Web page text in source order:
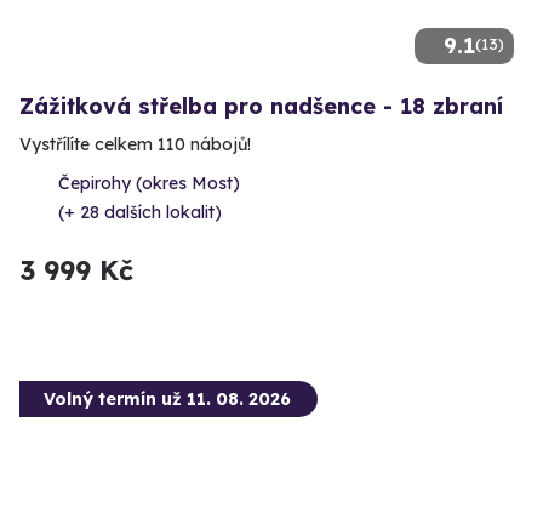
9.1(13)
Zážitková střelba pro nadšence - 18 zbraní
Vystřílíte celkem 110 nábojů!
Čepirohy (okres Most)
(+ 28 dalších lokalit)
3 999 Kč
Volný termín už 11. 08. 2026